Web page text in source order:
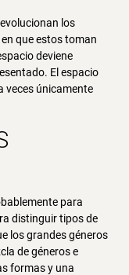
los
que estos toman
deviene
El espacio
veces únicamente
para
distinguir tipos de
los grandes géneros
de géneros e
formas y una